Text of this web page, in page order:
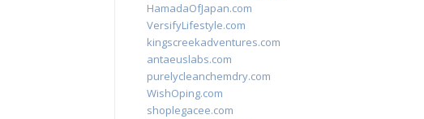
HamadaOfJapan.com
VersifyLifestyle.com
kingscreekadventures.com
antaeuslabs.com
purelycleanchemdry.com
WishOping.com
shoplegacee.com